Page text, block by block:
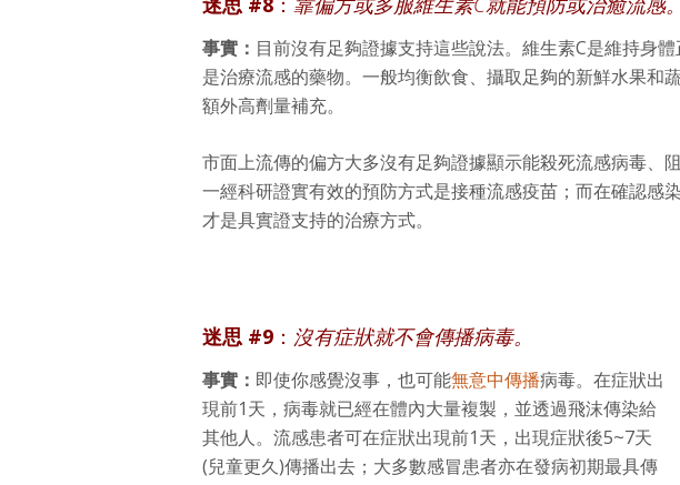
事實： 目前沒有足夠證據支持這些說法。維生素C是維持身
是治療流感的藥物。一般均衡飲食、攝取足夠的新鮮水果和
額外高劑量補充。
市面上流傳的偏方大多沒有足夠證據顯示能殺死流感病毒、
一經科研證實有效的預防方式是接種流感疫苗；而在確認感
才是具實證支持的治療方式。
迷思 #9 ： 沒有症狀就不會傳播病毒。
事實： 即使你感覺沒事，也可能無意中傳播病毒。在症狀出
現前1天，病毒就已經在體內大量複製，並透過飛沫傳染給
其他人。流感患者可在症狀出現前1天，出現症狀後5~7天
(兒童更久)傳播出去；大多數感冒患者亦在發病初期最具傳